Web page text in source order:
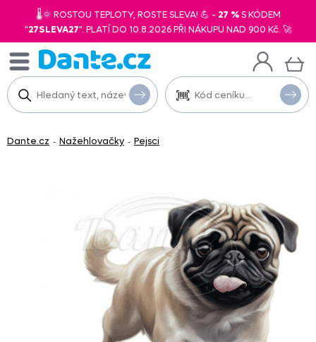
🌡️🌞 ROSTOU TEPLOTY, ROSTE SLEVA! 💪 - 27 %S KÓDEM
"27SLEVA27". PLATÍ DO 10.8.2026 PŘI NÁKUPU NAD 900 Kč. 🚀
Dante.cz - Nažehlovačky - Pejsci